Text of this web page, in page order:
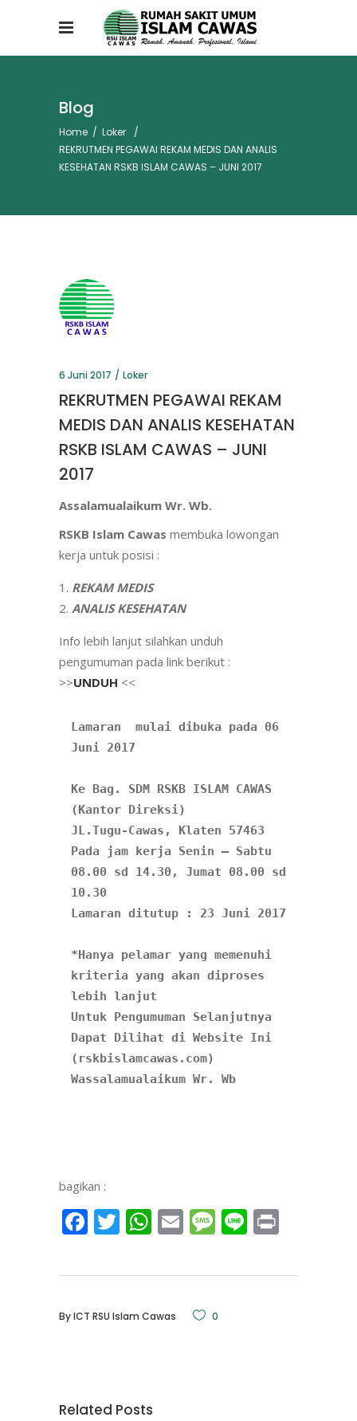
Blog
Home / Loker
/
REKRUTMEN PEGAWAI REKAM MEDIS DAN ANALIS
KESEHATAN RSKB ISLAM CAWAS – JUNI 2017
6 Juni 2017 Loker
REKRUTMEN PEGAWAI REKAM
MEDIS DAN ANALIS KESEHATAN
RSKB ISLAM CAWAS – JUNI
2017
Assalamualaikum Wr. Wb.
RSKB Islam Cawas membuka lowongan
kerja untuk posisi :
REKAM MEDIS
ANALIS KESEHATAN
Info lebih lanjut silahkan unduh
pengumuman pada link berikut :
>>UNDUH <<
Lamaran  mulai dibuka pada 06
Ke Bag. SDM RSKB ISLAM CAWAS
(Kantor Direksi)
Pada jam kerja Senin – Sabtu
08.00 sd 14.30, Jumat 08.00 sd
10.30
Lamaran ditutup : 23 Juni 2017
*Hanya pelamar yang memenuhi
kriteria yang akan diproses
lebih lanjut
Untuk Pengumuman Selanjutnya
Dapat Dilihat di Website Ini
(rskbislamcawas.com)
Wassalamualaikum Wr. Wb
bagikan :
Facebook
Twitter
WhatsApp
EmailMessage
Line
ByICT RSU Islam Cawas 0
Related Posts